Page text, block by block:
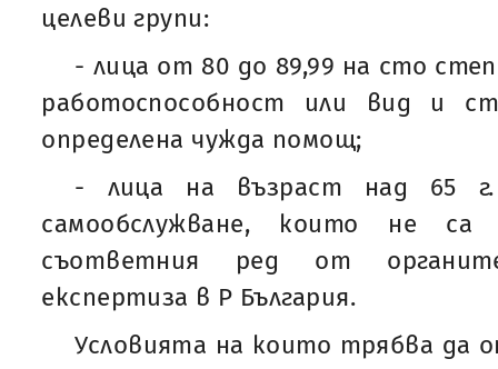
целеви групи:
- лица от 80 до 89,99 на сто
работоспособност или вид и
определена чужда помощ;
- лица на възраст над 65
самообслужване, които не са
съответния ред от
експертиза в Р България.
Условията на които трябва да